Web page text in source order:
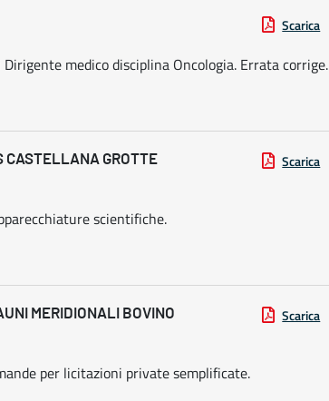
Scarica
medico disciplina Oncologia. Errata corrige.
CASTELLANA GROTTE
Scarica
scientifiche.
MERIDIONALI BOVINO
Scarica
per licitazioni private semplificate.